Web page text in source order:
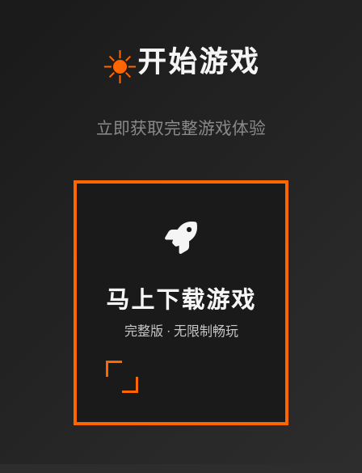
☀️开始游戏
立即获取完整游戏体验
马上下载游戏
完整版 · 无限制畅玩